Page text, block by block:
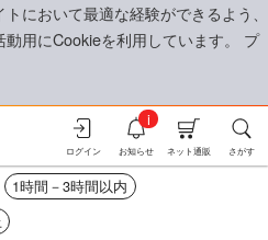
において最適な経験ができるよう、
用にCookieを利用しています。 プ
さがす
ネット通販
お知らせ
i
ログイン
1時間－3時間以内